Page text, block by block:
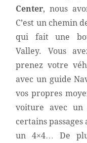
Center, nous
C’est un chemin
qui fait une
Valley. Vous
prenez votre
avec un guide
vos propres
voiture avec un
certains passages
un 4×4… De